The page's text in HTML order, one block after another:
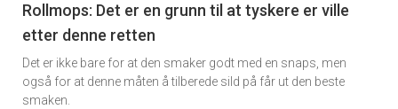
11
Ukens
vin
Rollmops: Det er en grunn til at tyskere er ville
etter denne retten
Det er ikke bare for at den smaker godt med en snaps, men
også for at denne måten å tilberede sild på får ut den beste
smaken.